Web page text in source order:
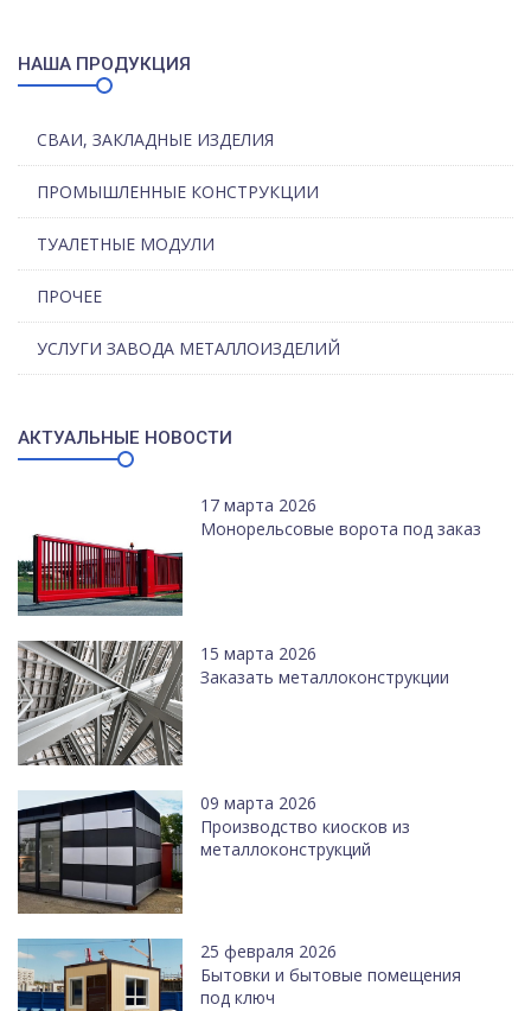
НАША ПРОДУКЦИЯ
СВАИ, ЗАКЛАДНЫЕ ИЗДЕЛИЯ
ПРОМЫШЛЕННЫЕ КОНСТРУКЦИИ
ТУАЛЕТНЫЕ МОДУЛИ
ПРОЧЕЕ
УСЛУГИ ЗАВОДА МЕТАЛЛОИЗДЕЛИЙ
АКТУАЛЬНЫЕ НОВОСТИ
17 марта 2026
Монорельсовые ворота под заказ
15 марта 2026
Заказать металлоконструкции
09 марта 2026
Производство киосков из
металлоконструкций
25 февраля 2026
Бытовки и бытовые помещения
под ключ